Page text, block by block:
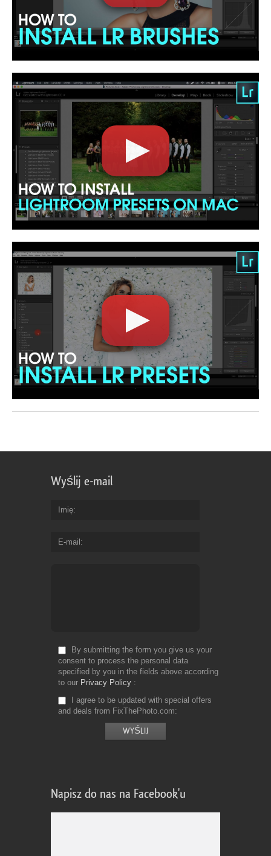
Wyślij e-mail
Imię
E-mail
By submitting the form you give us your
consent to process the personal data
specified by you in the fields above according
to our Privacy Policy
I agree to be updated with special offers
and deals from FixThePhoto.com
Napisz do nas na Facebook'u